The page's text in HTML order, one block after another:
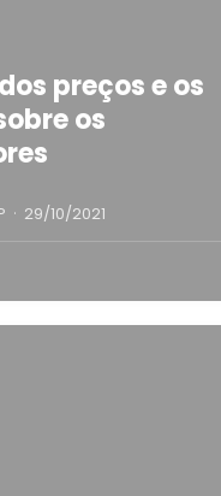
preços e os
os
· 29/10/2021